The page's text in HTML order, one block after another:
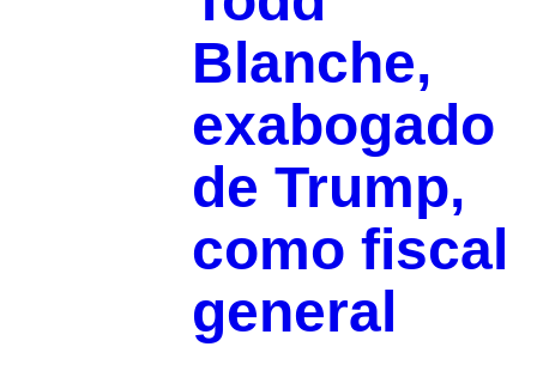
Blanche,
exabogado
de Trump,
como fiscal
general